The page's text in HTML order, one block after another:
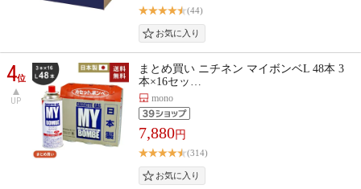
(44)
4位
UP
まとめ買い ニチネン マイボンベL 48本 3
本×16セッ…
mono
7,880円
(314)